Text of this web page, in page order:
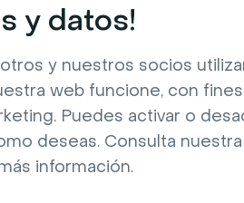
y datos!
y nuestros socios
web funcione, con fines
Puedes activar o
deseas. Consulta nuestra
información.